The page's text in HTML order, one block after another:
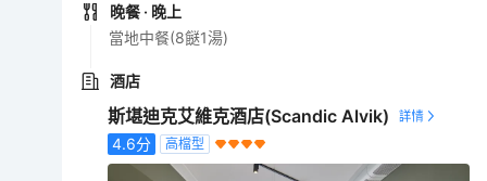
晚餐 · 晚上
當地中餐(8餸1湯)
酒店
斯堪迪克艾維克酒店(Scandic Alvik)
4.6分 高檔型